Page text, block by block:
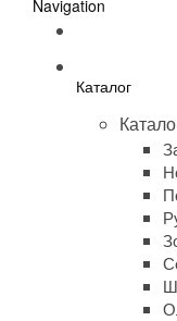
Navigation
Каталог